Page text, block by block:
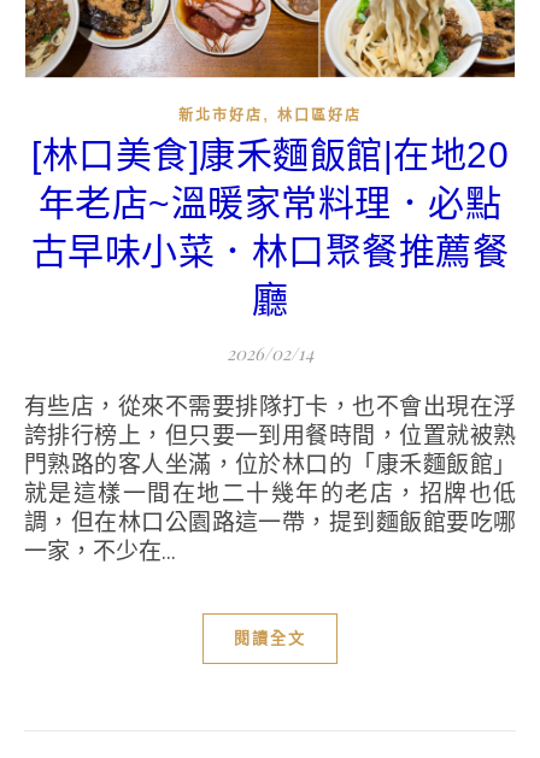
新北市好店 , 林口區好店
[林口美食]康禾麵飯館|在地20
年老店~溫暖家常料理．必點
古早味小菜．林口聚餐推薦餐
廳
2026/02/14
有些店，從來不需要排隊打卡，也不會出現在浮
誇排行榜上，但只要一到用餐時間，位置就被熟
門熟路的客人坐滿，位於林口的「康禾麵飯館」
就是這樣一間在地二十幾年的老店，招牌也低
調，但在林口公園路這一帶，提到麵飯館要吃哪
一家，不少在...
閱讀全文